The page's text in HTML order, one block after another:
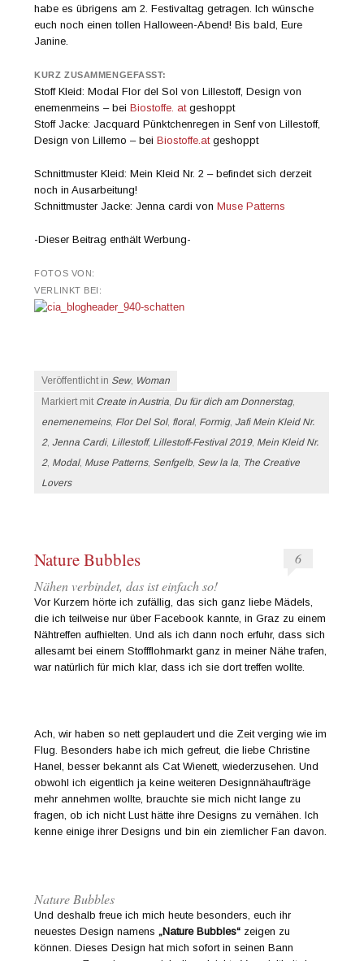
habe es übrigens am 2. Festivaltag getragen. Ich wünsche
euch noch einen tollen Halloween-Abend! Bis bald, Eure
Janine.
KURZ ZUSAMMENGEFASST:
Stoff Kleid: Modal Flor del Sol von Lillestoff, Design von
enemenmeins – beiBiostoffe. atgeshoppt
Stoff Jacke: Jacquard Pünktchenregen in Senf von Lillestoff,
Design von Lillemo – beiBiostoffe.atgeshoppt
Schnittmuster Kleid: Mein Kleid Nr. 2 – befindet sich derzeit
noch in Ausarbeitung!
Schnittmuster Jacke: Jenna cardi vonMuse Patterns
-Dieser Beitrag enthält Werbung-
FOTOS VON:
VERLINKT BEI:
Veröffentlicht in Sew, Woman
Markiert mit Create in Austria Du für dich am Donnerstag,
enemenemeins, Flor Del Sol, floral, Formig,Jafi Mein Kleid Nr.
2,Jenna Cardi, Lillestoff, Lillestoff-Festival 2019, Mein Kleid Nr.
2, Modal, Muse Patterns, Senfgelb, Sew la la The Creative
Lovers
Nature Bubbles
6
Nähen verbindet, das ist einfach so!
Vor Kurzem hörte ich zufällig, das sich ganz liebe Mädels,
die ich teilweise nur über Facebook kannte, in Graz zu einem
Nähtreffen aufhielten. Und als ich dann noch erfuhr, dass sich
allesamt bei einem Stoffflohmarkt ganz in meiner Nähe trafen,
war natürlich für mich klar, dass ich sie dort treffen wollte.
Ach, wir haben so nett geplaudert und die Zeit verging wie im
Flug. Besonders habe ich mich gefreut, die liebe Christine
Hanel, besser bekannt als Cat Wienett, wiederzusehen. Und
obwohl ich eigentlich ja keine weiteren Designnähaufträge
mehr annehmen wollte, brauchte sie mich nicht lange zu
fragen, ob ich nicht Lust hätte ihre Designs zu vernähen. Ich
kenne einige ihrer Designs und bin ein ziemlicher Fan davon.
Nature Bubbles
Und deshalb freue ich mich heute besonders, euch ihr
neuestes Design namens„Nature Bubbles“ zeigen zu
können. Dieses Design hat mich sofort in seinen Bann